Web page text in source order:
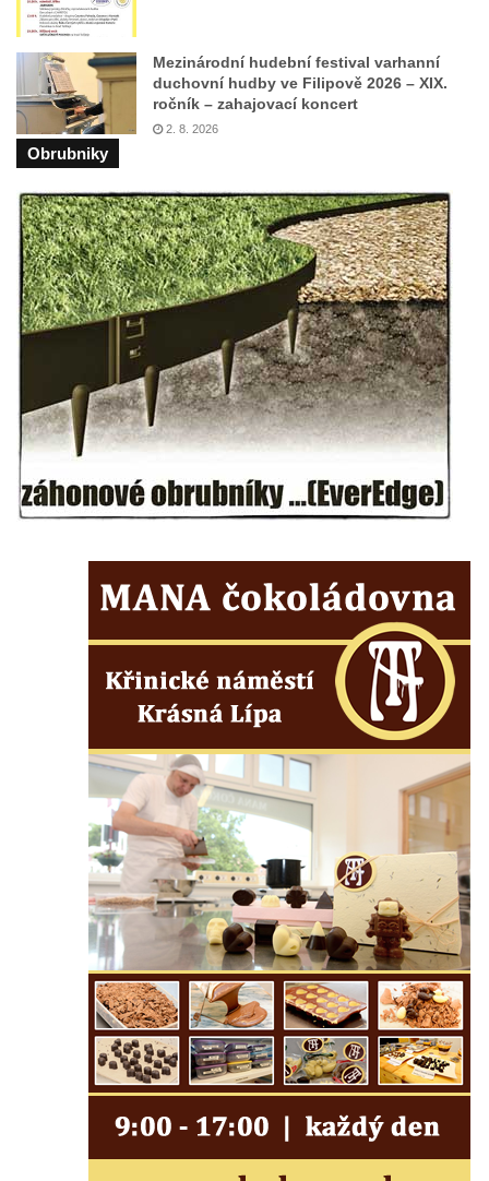
Dům čp. 26 ve Velenicích
Dům čp. 31 ve Velenicích
Dům čp. 121 ve Velenicích
Dům čp. 155 ve Velenicích
Dům čp. 33 – bývalá škola ve Velenicích
Dům ev.č. 26 ve Velenicích
Dům čp. 68 ve Velenicích
Dům čp. 67 ve Svojkově
Torzo domu čp. 6 ve Svojkově
Městské divadlo Chomutov
Ludwig Breitfeld, výroba prýmků – dnes
Pivovar Chalupník v Perštejně
Spořitelna v Turnově
Hostinec ve Svojkově
Dům obuvi Baťa v Liberci
Spořitelna a muzeum v Železném Brodě
Pojizerské galerie)
Obecní dům v Semilech
Pila U Lišáka u Rabštejna nad Střelou
Bývalá fara v Pražské ulici v Bochově
Fara u kostela svatých Petra a Pavla ve
Žluticích
Fuchsova vila v České Kamenici
Robert Fuchs, papírna v České Kamenici
Bývalá továrna Florian Hübel, tkalcovna u
Chřibské
Bývalá továrna J. B. Limburger junior,
přádelny bavlny v Chotyni
Bývalá továrna Johann Schowanek, tovární
Bukovou
Strom života na Dymníku v Rumburku
Mezinárodní hudební festival varhanní
duchovní hudby ve Filipově 2026 – XIX.
ročník – zahajovací koncert
2. 8. 2026
Obrubniky